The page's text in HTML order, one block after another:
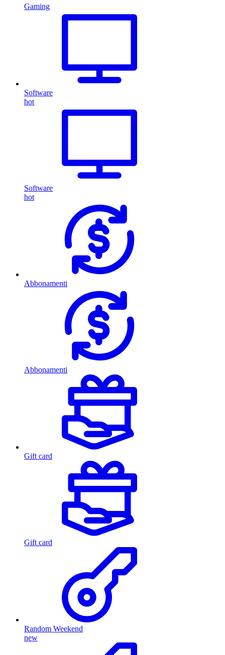
Gaming
Software
hot
Software
hot
Abbonamenti
Abbonamenti
Gift card
Gift card
Random Weekend
new